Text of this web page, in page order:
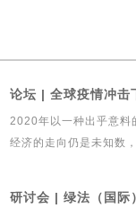
2020年以一种出乎意料
经济的走向仍是未知数
政策建议方面，经济学
为代表的资产管理行业